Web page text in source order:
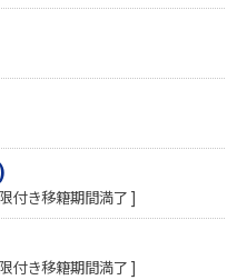
付き移籍期間満了 ]
付き移籍期間満了 ]